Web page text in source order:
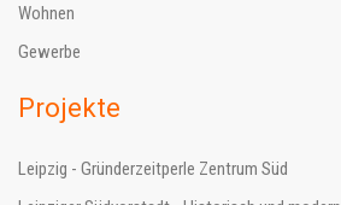
Wohnen
Gewerbe
Projekte
Leipzig - Gründerzeitperle Zentrum Süd